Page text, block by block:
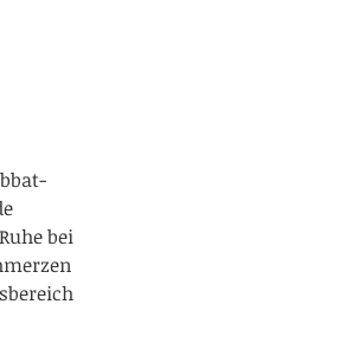
bei